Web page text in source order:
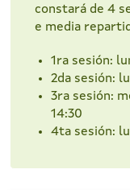
constará de 4
e media
1ra sesión:
2da sesión:
3ra sesión:
14:30
4ta sesión: